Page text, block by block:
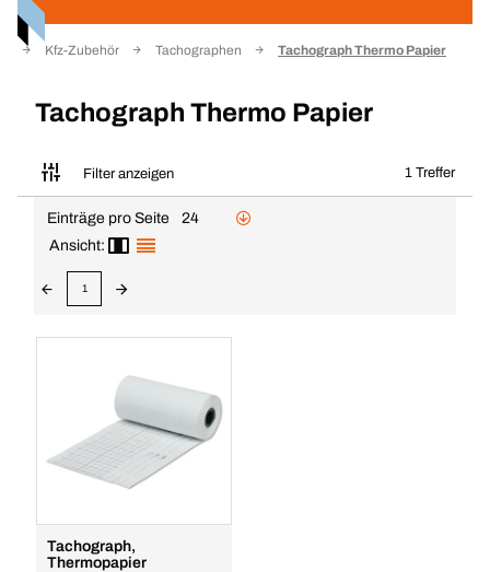
Kfz-Zubehör Tachographen Tachograph Thermo Papier
Tachograph Thermo Papier
Filter anzeigen 1 Treffer
Einträge pro Seite
24
Ansicht:
1
Tachograph,
Thermopapier